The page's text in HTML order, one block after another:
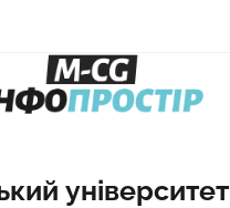
університет